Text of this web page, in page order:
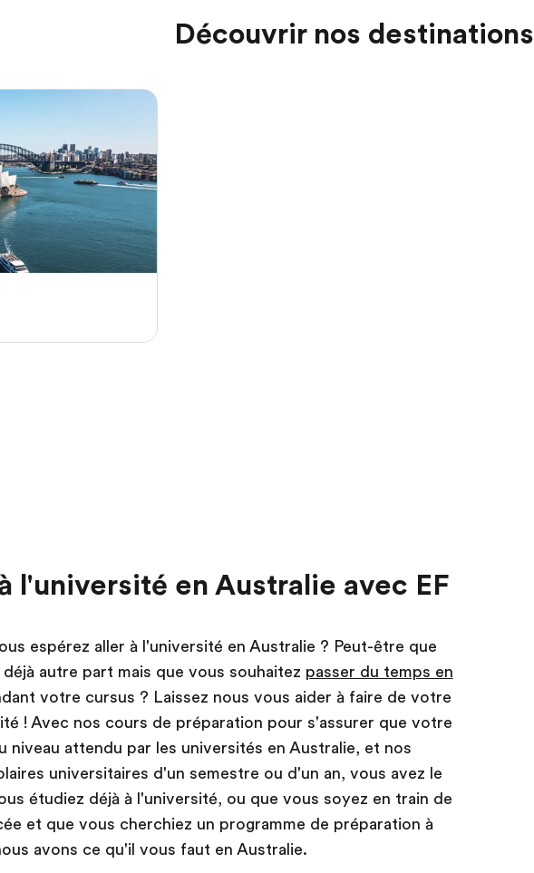
Découvrir nos destinations
l'université en Australie avec EF
espérez aller à l'université en Australie ? Peut-être que
autre part mais que vous souhaitez passer du temps en
votre cursus ? Laissez nous vous aider à faire de votre
! Avec nos cours de préparation pour s'assurer que votre
niveau attendu par les universités en Australie, et nos
universitaires d'un semestre ou d'un an, vous avez le
étudiez déjà à l'université, ou que vous soyez en train de
et que vous cherchiez un programme de préparation à
avons ce qu'il vous faut en Australie.